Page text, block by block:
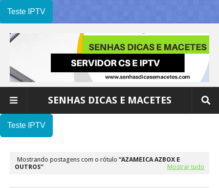
Teste IPTV
SENHAS DICAS E MACETES
Teste IPTV
Mostrando postagens com o rótulo AZAMEICA AZBOX E
OUTROS
Mostrar tudo